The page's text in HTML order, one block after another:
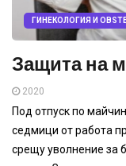
ГИНЕКОЛОГИЯ И
Защита на
2020
Под отпуск по
седмици от работа
срещу уволнение за